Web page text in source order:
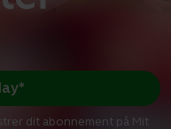
dit abonnement på Mit